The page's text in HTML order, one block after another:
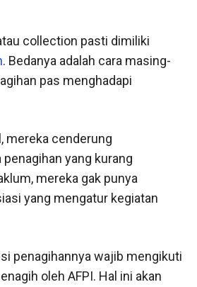
collection pasti dimiliki
. Bedanya adalah cara masing-
pas menghadapi
mereka cenderung
yang kurang
mereka gak punya
yang mengatur kegiatan
penagihannya wajib mengikuti
oleh AFPI. Hal ini akan